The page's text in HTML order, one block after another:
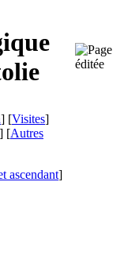
] [Visites]
] [Autres
ascendant]